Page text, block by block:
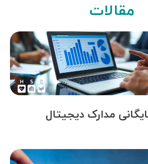
مقالات
مدارک دیجیتال